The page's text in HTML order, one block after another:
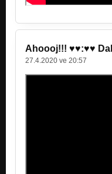
Ahoooj!!! ♥♥:♥♥
27.4.2020 ve 20:57